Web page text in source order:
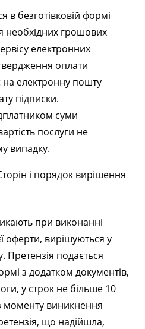
в безготівковій формі
грошових
електронних
оплати
електронну пошту
підписки.
суми
послуги не
випадку.
і порядок вирішення
при виконанні
оферти, вирішуються у
Претензія подається
з додатком документів,
у строк не більше 10
моменту виникнення
що надійшла,